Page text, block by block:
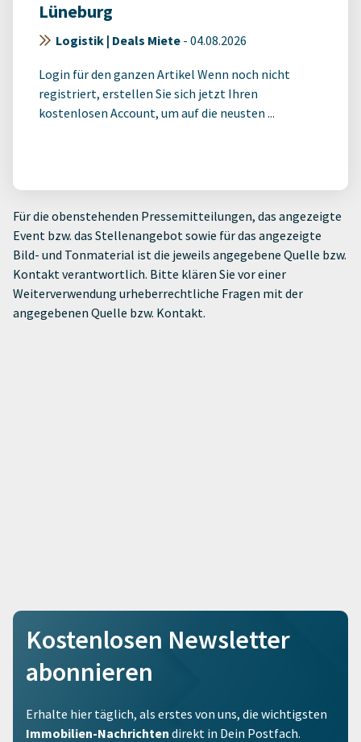
Lüneburg
Logistik | Deals Miete - 04.08.2026
Login für den ganzen Artikel Wenn noch nicht
registriert, erstellen Sie sich jetzt Ihren
kostenlosen Account, um auf die neusten ...
Für die obenstehenden Pressemitteilungen, das angezeigte
Event bzw. das Stellenangebot sowie für das angezeigte
Bild- und Tonmaterial ist die jeweils angegebene Quelle bzw.
Kontakt verantwortlich. Bitte klären Sie vor einer
Weiterverwendung urheberrechtliche Fragen mit der
angegebenen Quelle bzw. Kontakt.
Kostenlosen Newsletter
abonnieren
Erhalte hier täglich, als erstes von uns, die wichtigsten
Immobilien-Nachrichten direkt in Dein Postfach.